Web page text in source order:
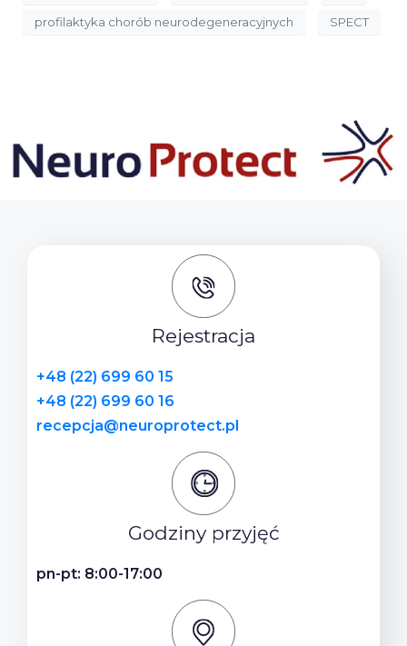
profilaktyka chorób neurodegeneracyjnych SPECT
Rejestracja
+48 (22) 699 60 15
+48 (22) 699 60 16
recepcja@neuroprotect.pl
Godziny przyjęć
pn-pt: 8:00-17:00